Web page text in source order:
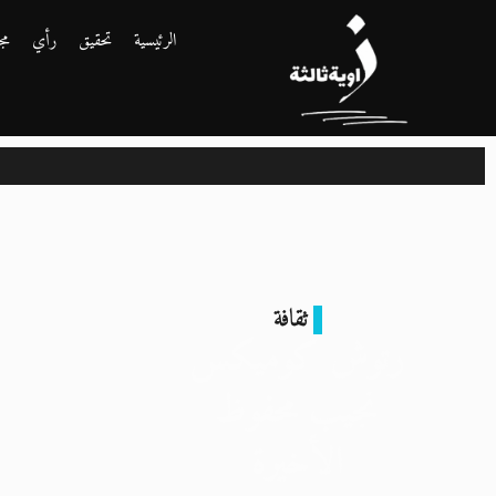
الرئيسية تحقيق رأي
ثقافة